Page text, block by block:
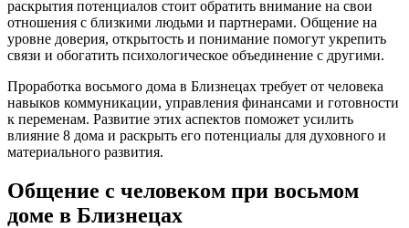
раскрытия потенциалов стоит обратить внимание на свои
отношения с близкими людьми и партнерами. Общение на
уровне доверия, открытость и понимание помогут укрепить
связи и обогатить психологическое объединение с другими.
Проработка восьмого дома в Близнецах требует от человека
навыков коммуникации, управления финансами и готовности
к переменам. Развитие этих аспектов поможет усилить
влияние 8 дома и раскрыть его потенциалы для духовного и
материального развития.
Общение с человеком при восьмом
доме в Близнецах